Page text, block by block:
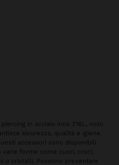
in acciaio inox 316L, noto
sicurezza, qualità e igiene.
accessori sono disponibili
forme come cuori, croci,
o cristalli. Possono presentare